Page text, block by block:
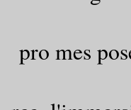
pro mes